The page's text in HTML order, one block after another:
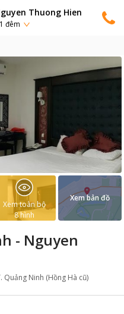
Thuong Hien
đêm
- Nguyen
Quảng Ninh (Hồng Hà cũ)
Xem toàn bộ
8hình
Xem bản đồ